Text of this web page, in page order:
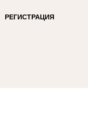
РЕГИСТРАЦИЯ